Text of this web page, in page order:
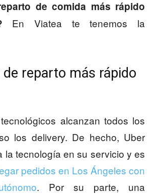
de comida más rápido
En Viatea te tenemos la
de reparto más rápido
alcanzan todos los
los delivery. De hecho, Uber
la tecnología en su servicio y es
pedidos en Los Ángeles con
. Por su parte, una